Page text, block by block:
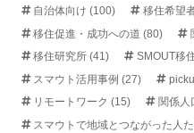
自治体向け(100) 移住希望
移住促進・成功への道(80)
移住研究所(41) SMOUT移
スマウト活用事例(27)
リモートワーク(15) 関係人
スマウトで地域とつながった人